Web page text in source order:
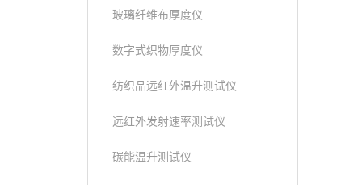
玻璃纤维布厚度仪
数字式织物厚度仪
纺织品远红外温升测试仪
远红外发射速率测试仪
碳能温升测试仪